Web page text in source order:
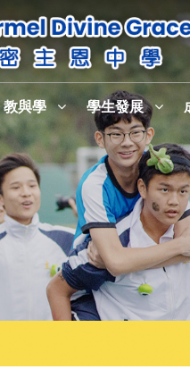
教與學 學生發展